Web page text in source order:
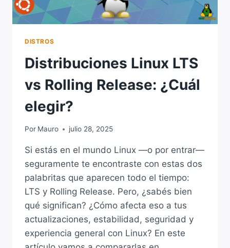
DISTROS
Distribuciones Linux LTS
vs Rolling Release: ¿Cuál
elegir?
Por Mauro julio 28, 2025
Si estás en el mundo Linux —o por entrar—
seguramente te encontraste con estas dos
palabritas que aparecen todo el tiempo:
LTS y Rolling Release. Pero, ¿sabés bien
qué significan? ¿Cómo afecta eso a tus
actualizaciones, estabilidad, seguridad y
experiencia general con Linux? En este